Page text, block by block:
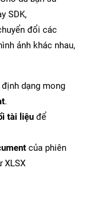
SDK,
đổi các
ảnh khác nhau,
dạng mong
.
tài liệu để
của phiên
XLSX